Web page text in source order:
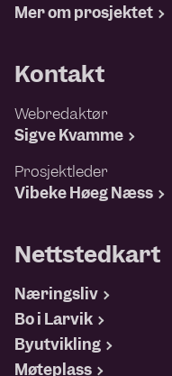
Mer om prosjektet
Kontakt
Webredaktør
Sigve Kvamme
Prosjektleder
Vibeke Høeg Næss
Nettstedkart
Næringsliv
Bo i Larvik
Byutvikling
Møteplass